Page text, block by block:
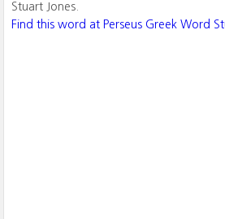
Stuart Jones.
Find this word at Perseus Greek Word